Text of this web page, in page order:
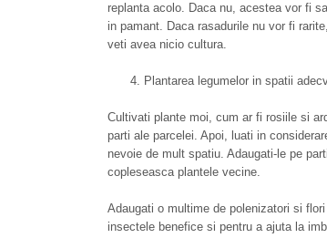
replanta acolo. Daca nu, acestea vor fi
in pamant. Daca rasadurile nu vor fi
veti avea nicio cultura.
Plantarea legumelor in spatii
Cultivati plante moi, cum ar fi rosiile si
parti ale parcelei. Apoi, luati in
nevoie de mult spatiu. Adaugati-le pe
copleseasca plantele vecine.
Adaugati o multime de polenizatori si
insectele benefice si pentru a ajuta la